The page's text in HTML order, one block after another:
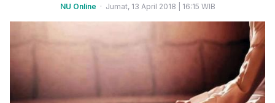
NU Online · Jumat, 13 April 2018 | 16:15 WIB